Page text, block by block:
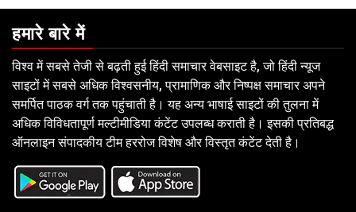
हमारे बारे में
विश्व में सबसे तेजी से बढ़ती हुई हिंदी समाचार वेबसाइट है, जो हिंदी न्यूज
साइटों में सबसे अधिक विश्वसनीय, प्रामाणिक और निष्पक्ष समाचार अपने
समर्पित पाठक वर्ग तक पहुंचाती है। यह अन्य भाषाई साइटों की तुलना में
अधिक विविधतापूर्ण मल्टीमीडिया कंटेंट उपलब्ध कराती है। इसकी प्रतिबद्ध
ऑनलाइन संपादकीय टीम हररोज विशेष और विस्तृत कंटेंट देती है।